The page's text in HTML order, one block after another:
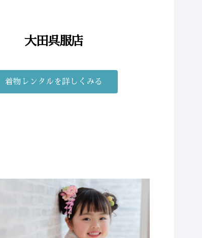
大田呉服店
着物レンタルを詳しくみる